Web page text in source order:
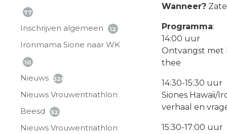
77
Inschrijven algemeen 12
Ironmama Sione naar WK
10
Nieuws 328
Nieuws Vrouwentriathlon
Beesd
52
Nieuws Vrouwentriathlon
Wanneer?
Programma:
14:00 uur
Ontvangst met
thee
14:30-15:30 uur
Siones Hawaii/
verhaal en
15:30-17:00 uur